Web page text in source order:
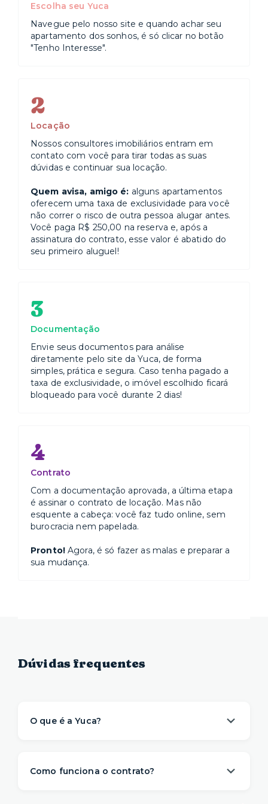
Escolha seu Yuca
Navegue pelo nosso site e quando achar seu
apartamento dos sonhos, é só clicar no botão
"Tenho Interesse".
2
Locação
Nossos consultores imobiliários entram em
contato com você para tirar todas as suas
dúvidas e continuar sua locação.
Quem avisa, amigo é: alguns apartamentos
oferecem uma taxa de exclusividade para você
não correr o risco de outra pessoa alugar antes.
Você paga R$ 250,00 na reserva e, após a
assinatura do contrato, esse valor é abatido do
seu primeiro aluguel!
3
Documentação
Envie seus documentos para análise
diretamente pelo site da Yuca, de forma
simples, prática e segura. Caso tenha pagado a
taxa de exclusividade, o imóvel escolhido ficará
bloqueado para você durante 2 dias!
4
Contrato
Com a documentação aprovada, a última etapa
é assinar o contrato de locação. Mas não
esquente a cabeça: você faz tudo online, sem
burocracia nem papelada.
Pronto!Agora, é só fazer as malas e preparar a
sua mudança.
Dúvidas frequentes
O que é a Yuca?
morar . Nós descomplicamos o aluguel para
Como funciona o contrato?